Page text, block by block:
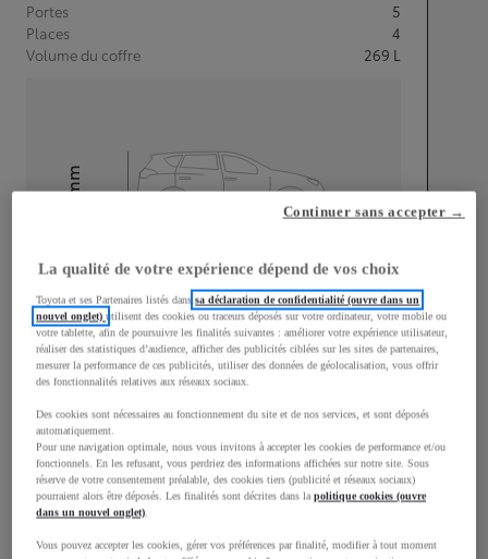
Portes
5
Places
4
Volume du coffre
269 L
Longueur
3 700mm
mm
Consommation mixte
La qualité de votre expérience dépend de vos choix
Toyota et ses Partenaires listés danssa déclaration de confidentialité (ouvre dans un
nouvel onglet)utilisent des cookies ou traceurs déposés sur votre ordinateur, votre mobile ou
votre tablette, afin de poursuivre les finalités suivantes : améliorer votre expérience utilisateur,
réaliser des statistiques d’audience, afficher des publicités ciblées sur les sites de partenaires,
mesurer la performance de ces publicités, utiliser des données de géolocalisation, vous offrir
des fonctionnalités relatives aux réseaux sociaux.
Des cookies sont nécessaires au fonctionnement du site et de nos services, et sont déposés
automatiquement.
Pour une navigation optimale, nous vous invitons à accepter les cookies de performance et/ou
fonctionnels. En les refusant, vous perdriez des informations affichées sur notre site. Sous
réserve de votre consentement préalable, des cookies tiers (publicité et réseaux sociaux)
pourraient alors être déposés. Les finalités sont décrites dans lapolitique cookies (ouvre
dans un nouvel onglet).
Vous pouvez accepter les cookies, gérer vos préférences par finalité, modifier à tout moment
Continuer sans accepter →